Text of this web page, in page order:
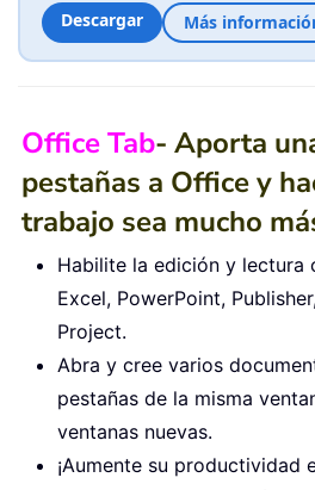
Descargar
Más
Office Tab- Aporta
pestañas a Office y
trabajo sea mucho
Habilite la edición y lectura
Excel, PowerPoint,
Project.
Abra y cree varios
pestañas de la misma
ventanas nuevas.
¡Aumente su productividad